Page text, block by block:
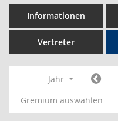
Informationen
Vertreter
Jahr
Gremium auswählen